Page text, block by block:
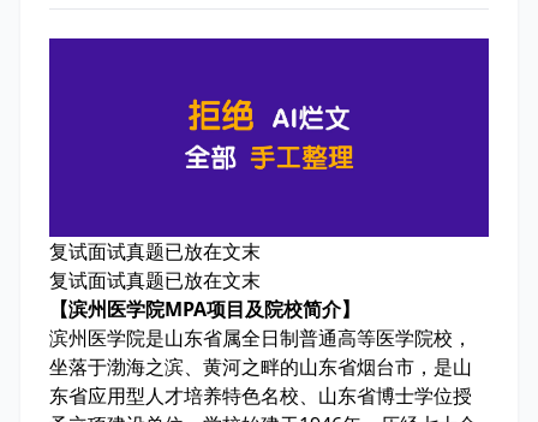
复试面试真题已放在文末
复试面试真题已放在文末
【滨州医学院MPA项目及院校简介】
滨州医学院是山东省属全日制普通高等医学院校，
坐落于渤海之滨、黄河之畔的山东省烟台市，是山
东省应用型人才培养特色名校、山东省博士学位授